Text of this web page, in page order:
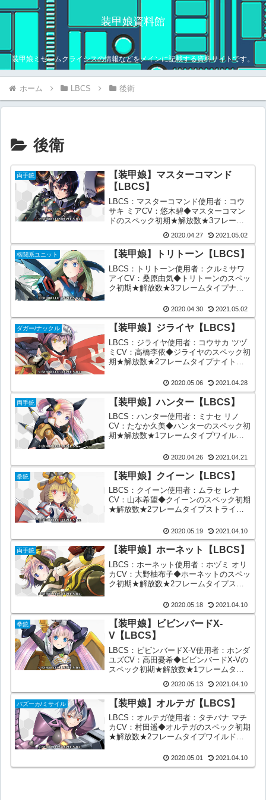
装甲娘資料館
装甲娘ミゼレムクライシスの情報などをメインに記載する資料サイトです。
ホーム LBCS 後衛
後衛
両手銃
【装甲娘】マスターコマンド
【LBCS】
LBCS：マスターコマンド使用者：コウ
サキ ミアCV：悠木碧◆マスターコマン
ドのスペック初期★解放数★3フレーム
キラーガトリング-物理属性/自然属性貫
(黄色)/火ウェポンタイプ(武器種)両手銃
戦闘タイプ/...
2020.04.27 2021.05.02
格闘系ユニット 【装甲娘】トリトーン【LBCS】
LBCS：トリトーン使用者：クルミサワ
アイCV：桑原由気◆トリトーンのスペッ
ク初期★解放数★3フレームタイプナイ
カー-物理属性/自然属性斬(青色)/水ウェ
ポンタイプ(武器種)ハンマー/サイス系戦
闘タイプ...
2020.04.30 2021.05.02
ダガー/ナックル 【装甲娘】ジライヤ【LBCS】
LBCS：ジライヤ使用者：コウサカ ツヅ
ミCV：高橋李依◆ジライヤのスペック初
期★解放数★2フレームタイプナイトフ
自然属性斬(青色)/雷ウェポンタイプ(武器
種)ダガー／ナックル系戦闘タイプ/ポジ
ション速...
2020.05.06 2021.04.28
両手銃 【装甲娘】ハンター【LBCS】
LBCS：ハンター使用者：ミナセ リノ
CV：たなか久美◆ハンターのスペック初
期★解放数★1フレームタイプワイルド
物理属性/自然属性衝(赤色)/火ウェポンタ
イプ両手銃戦闘タイプ/ポジション会心タ
イプ/後衛...
2020.04.26 2021.04.21
拳銃 【装甲娘】クイーン【LBCS】
LBCS：クイーン使用者：ムラセ レナ
CV：山本希望◆クイーンのスペック初期
★解放数★2フレームタイプストライダ
ーマメントクイーンズハート-物理属性/
自然属性衝(赤色)/火ウェポンタイプ(武器
種)拳銃戦...
2020.05.19 2021.04.10
両手銃 【装甲娘】ホーネット【LBCS】
LBCS：ホーネット使用者：ホヅミ オリ
カCV：大野柚布子◆ホーネットのスペッ
ク初期★解放数★2フレームタイプスト
(下半身)アーマメントインペリアルハー
ト-物理属性/自然属性斬(青色)/なしウェ
ポンタイプ...
2020.05.18 2021.04.10
拳銃
【装甲娘】ビビンバードX-
V【LBCS】
LBCS：ビビンバードX-V使用者：ホンダ
ユズCV：高田憂希◆ビビンバードX-Vの
スペック初期★解放数★1フレームタイ
ードガン-物理属性/自然属性貫(黄色)/な
しウェポンタイプ(武器種)拳銃戦闘タイ
プ/...
2020.05.13 2021.04.10
バズーカ/ミサイル 【装甲娘】オルテガ【LBCS】
LBCS：オルテガ使用者：タチバナ マチ
カCV：村田遥◆オルテガのスペック初期
★解放数★2フレームタイプワイルドフ
理属性/自然属性衝(赤色)/火ウェポンタイ
プ(武器種)バズーカ/ミサイル系戦闘タイ
2020.05.01 2021.04.10